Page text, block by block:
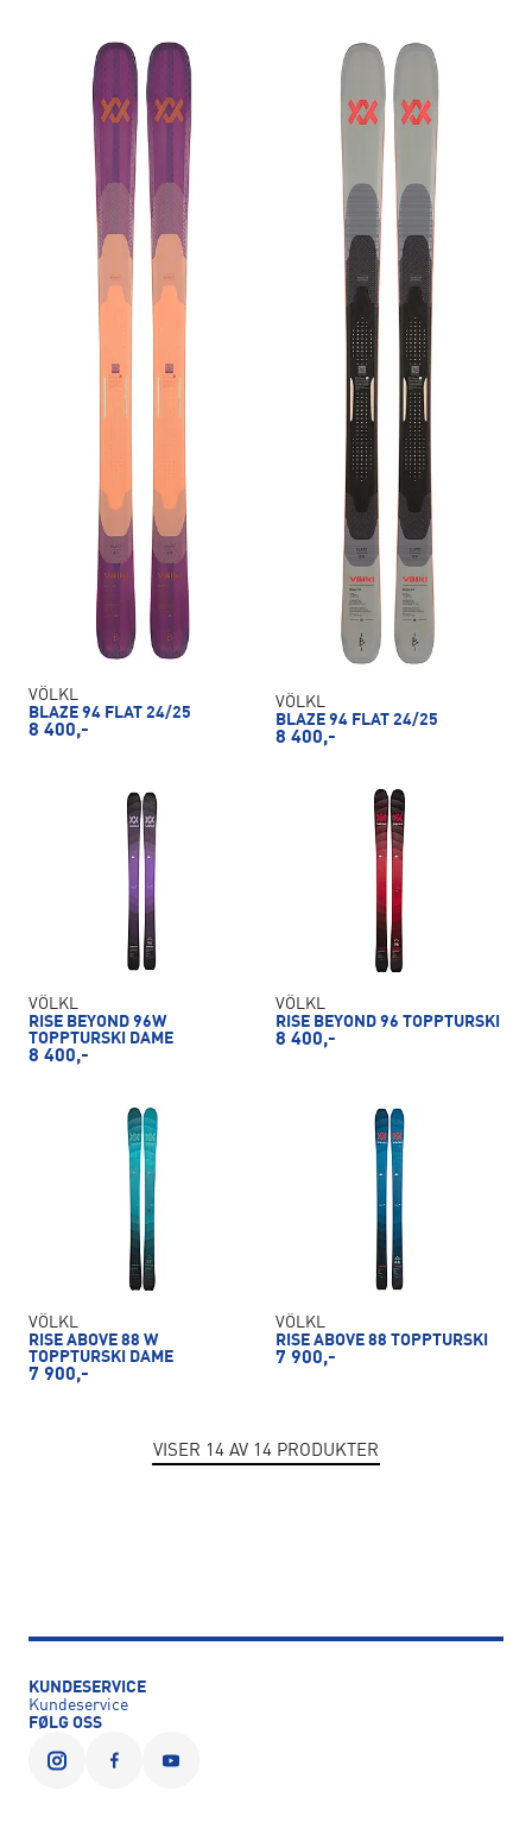
VÖLKL
BLAZE 94 FLAT 24/25
8 400,-
VÖLKL
BLAZE 94 FLAT 24/25
8 400,-
VÖLKL
RISE BEYOND 96W
TOPPTURSKI DAME
8 400,-
VÖLKL
RISE BEYOND 96 TOPPTURSKI
8 400,-
VÖLKL
RISE ABOVE 88 W
TOPPTURSKI DAME
7 900,-
VÖLKL
RISE ABOVE 88 TOPPTURSKI
7 900,-
VISER 14 AV 14 PRODUKTER
KUNDESERVICE
Kundeservice
FØLG OSS